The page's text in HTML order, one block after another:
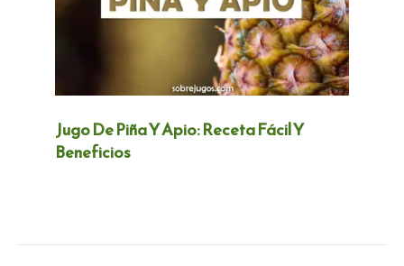
Jugo De Piña Y Apio: Receta Fácil Y
Beneficios